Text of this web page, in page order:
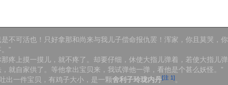
不可活也！只好拿那和尚来与我儿子偿命报仇罢！浑家，你且莫哭，
”
疼上摸一摸儿，就不疼了。却要仔细，休使大指儿弹着，若使大指儿
就自家供了。等他拿出宝贝来，我试弹他一弹，看他是个甚么妖怪。”
出一件宝贝，有鸡子大小，是一颗舍利子玲珑内丹[注 1]。